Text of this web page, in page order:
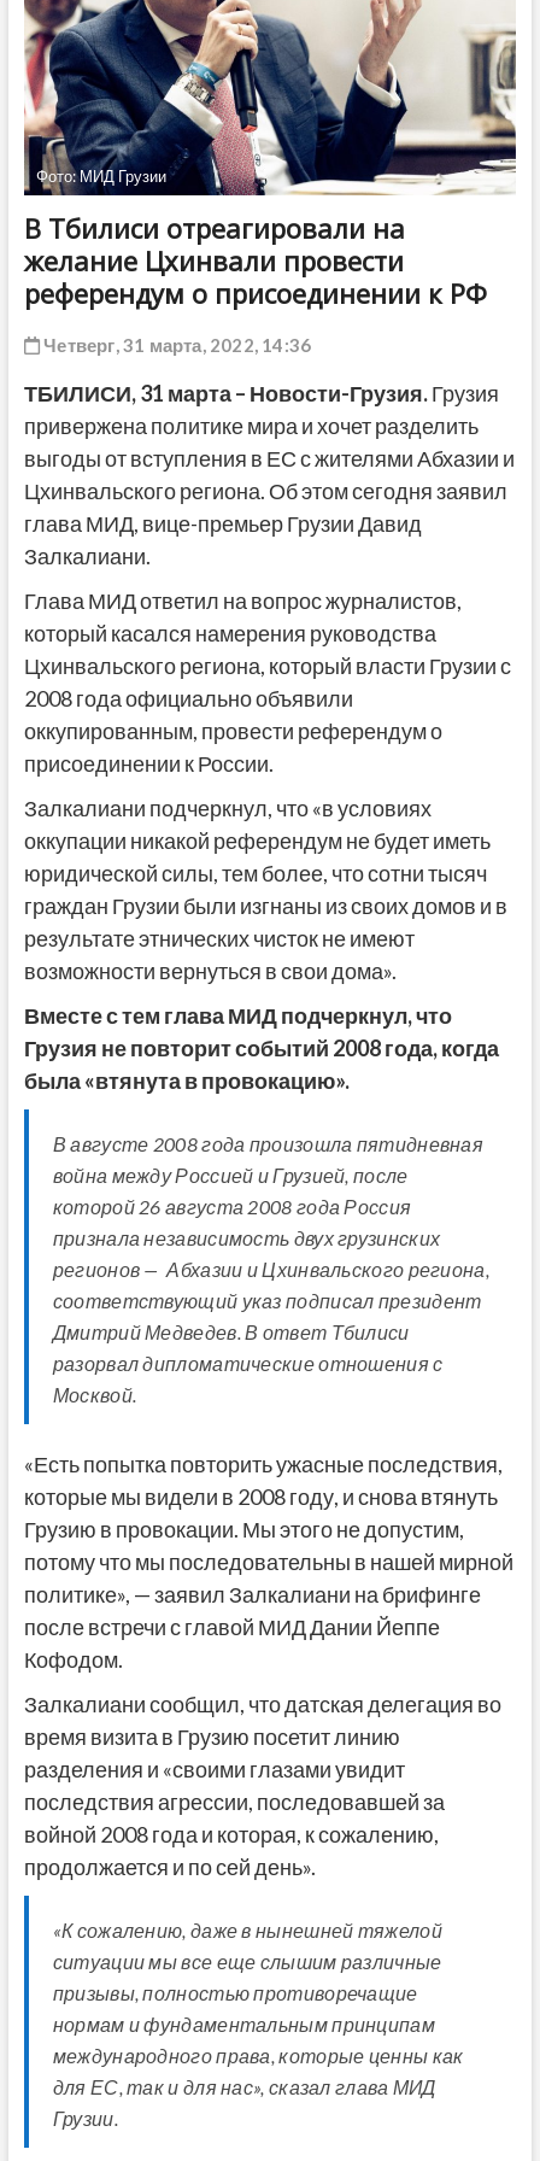
Фото: МИД Грузии
В Тбилиси отреагировали на
желание Цхинвали провести
референдум о присоединении к РФ
Четверг, 31 марта, 2022, 14:36
ТБИЛИСИ, 31 марта – Новости-Грузия.Грузия
привержена политике мира и хочет разделить
выгоды от вступления в ЕС с жителями Абхазии и
Цхинвальского региона. Об этом сегодня заявил
глава МИД, вице-премьер Грузии Давид
Залкалиани.
Глава МИД ответил на вопрос журналистов,
который касался намерения руководства
Цхинвальского региона, который власти Грузии с
2008 года официально объявили
оккупированным, провести референдум о
присоединении к России.
Залкалиани подчеркнул, что «в условиях
оккупации никакой референдум не будет иметь
юридической силы, тем более, что сотни тысяч
граждан Грузии были изгнаны из своих домов и в
результате этнических чисток не имеют
возможности вернуться в свои дома».
Вместе с тем глава МИД подчеркнул, что
Грузия не повторит событий 2008 года, когда
была «втянута в провокацию».
В августе 2008 года произошла пятидневная
война между Россией и Грузией, после
которой 26 августа 2008 года Россия
признала независимость двух грузинских
регионов — Абхазии и Цхинвальского региона,
соответствующий указ подписал президент
Дмитрий Медведев. В ответ Тбилиси
разорвал дипломатические отношения с
Москвой.
«Есть попытка повторить ужасные последствия,
которые мы видели в 2008 году, и снова втянуть
Грузию в провокации. Мы этого не допустим,
потому что мы последовательны в нашей мирной
политике», — заявил Залкалиани на брифинге
после встречи с главой МИД Дании Йеппе
Кофодом.
Залкалиани сообщил, что датская делегация во
время визита в Грузию посетит линию
разделения и «своими глазами увидит
последствия агрессии, последовавшей за
войной 2008 года и которая, к сожалению,
продолжается и по сей день».
«К сожалению, даже в нынешней тяжелой
ситуации мы все еще слышим различные
призывы, полностью противоречащие
нормам и фундаментальным принципам
международного права, которые ценны как
для ЕС, так и для нас», сказал глава МИД
Грузии.